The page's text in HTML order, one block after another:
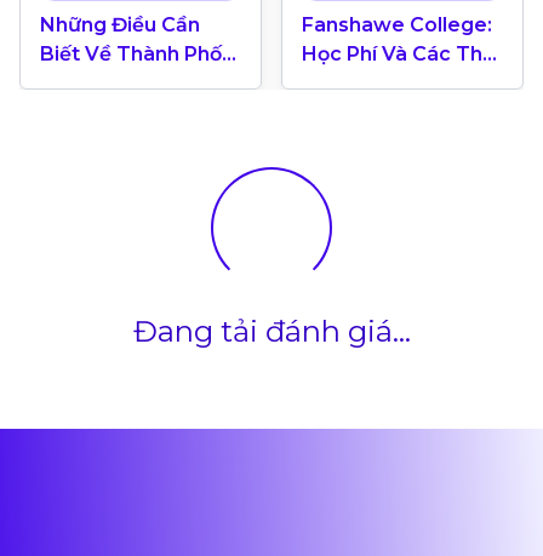
Những Điều Cần
Biết Về Thành Phố
London Tại Canada
Fanshawe College:
Học Phí Và Các Thế
Mạnh Đào Tạo
Đang tải đánh giá...